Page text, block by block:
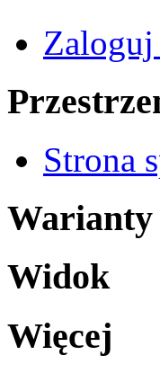
Zaloguj
Strona
Warianty
Widok
Więcej